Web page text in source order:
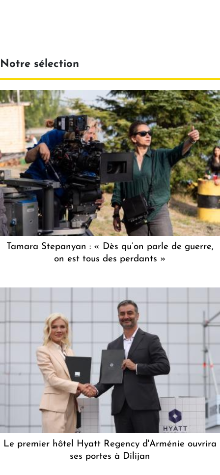
Notre sélection
Tamara Stepanyan : « Dès qu’on parle de guerre,
on est tous des perdants »
Le premier hôtel Hyatt Regency d'Arménie ouvrira
ses portes à Dilijan